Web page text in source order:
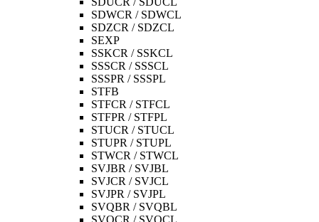
SDWCR / SDWCL
SDZCR / SDZCL
SEXP
SSKCR / SSKCL
SSSCR / SSSCL
SSSPR / SSSPL
STFB
STFCR / STFCL
STFPR / STFPL
STUCR / STUCL
STUPR / STUPL
STWCR / STWCL
SVJBR / SVJBL
SVJCR / SVJCL
SVJPR / SVJPL
SVQBR / SVQBL
SVQCR / SVQCL